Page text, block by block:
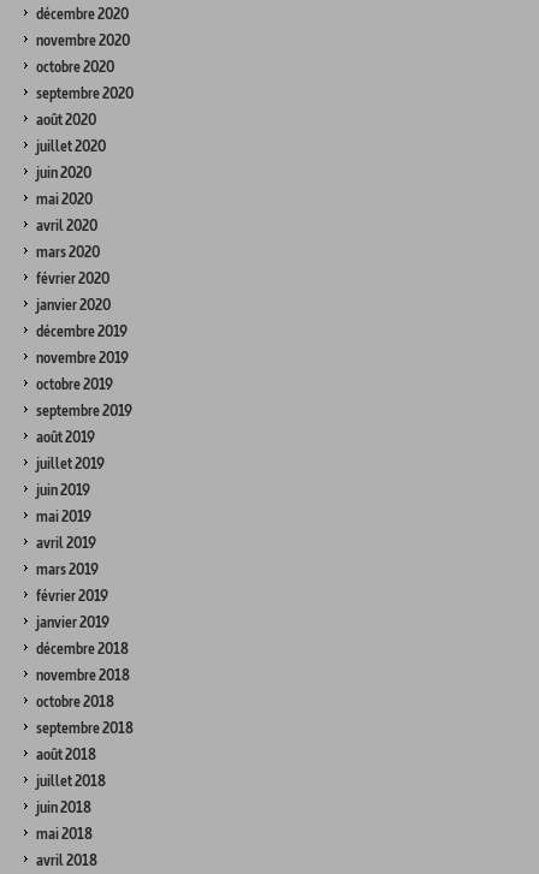
décembre 2020
novembre 2020
octobre 2020
septembre 2020
août 2020
juillet 2020
juin 2020
mai 2020
avril 2020
mars 2020
février 2020
janvier 2020
décembre 2019
novembre 2019
octobre 2019
septembre 2019
août 2019
juillet 2019
juin 2019
mai 2019
avril 2019
mars 2019
février 2019
janvier 2019
décembre 2018
novembre 2018
octobre 2018
septembre 2018
août 2018
juillet 2018
juin 2018
mai 2018
avril 2018